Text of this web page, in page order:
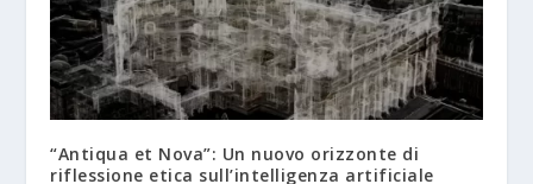
“Antiqua et Nova”: Un nuovo orizzonte di
riflessione etica sull’intelligenza artificiale